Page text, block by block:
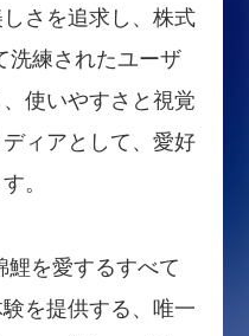
さを追求し、株式
洗練されたユーザ
使いやすさと視覚
ィアとして、愛好
。
鯉を愛するすべて
を提供する、唯一